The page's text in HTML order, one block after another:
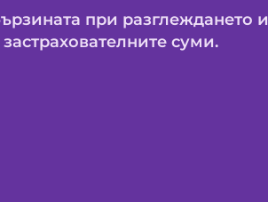
при разглеждането и
суми.